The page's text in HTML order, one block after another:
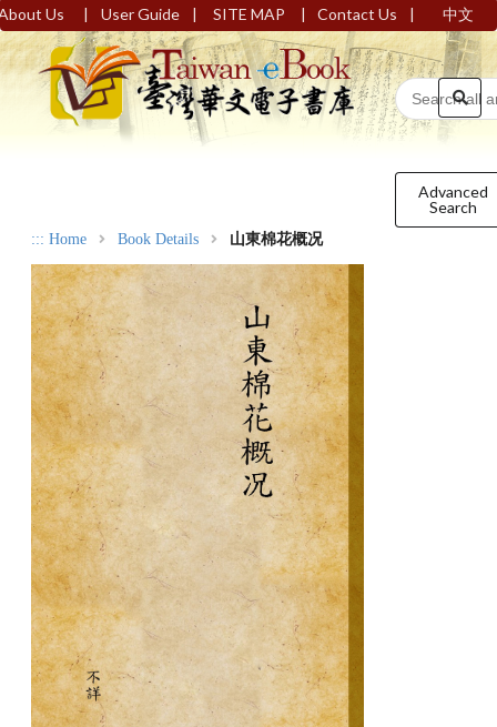
Us | User Guide | SITE MAP | Contact Us | 中文
Advanced
Search
::: Home Book Details 山東棉花概况